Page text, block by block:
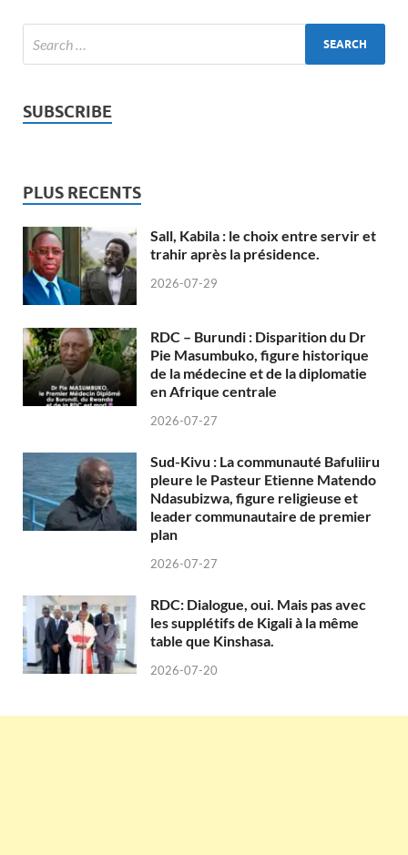
SUBSCRIBE
PLUS RECENTS
Sall, Kabila : le choix entre servir et
trahir après la présidence.
2026-07-29
RDC – Burundi : Disparition du Dr
Pie Masumbuko, figure historique
de la médecine et de la diplomatie
en Afrique centrale
2026-07-27
Sud-Kivu : La communauté Bafuliiru
pleure le Pasteur Etienne Matendo
Ndasubizwa, figure religieuse et
leader communautaire de premier
plan
2026-07-27
RDC: Dialogue, oui. Mais pas avec
les supplétifs de Kigali à la même
table que Kinshasa.
2026-07-20